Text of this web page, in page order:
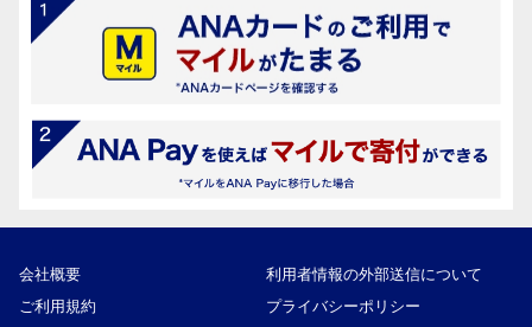
会社概要
利用者情報の外部送信について
ご利用規約
プライバシーポリシー